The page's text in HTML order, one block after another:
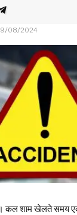
08/2024
कल शाम खेलते समय